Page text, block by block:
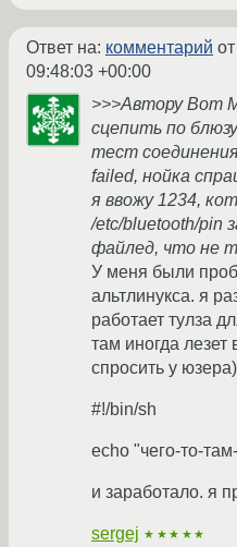
Ответ на: комментарий
09:48:03 +00:00
>>>Автору Вот
сцепить по
тест
failed, нойка
я ввожу 1234,
/etc/bluetooth/pin
файлед, что не
У меня были
альтлинукса. я
работает тулза
там иногда лезет
спросить у
#!/bin/sh
echo "чего-то-
и заработало. я
sergej ★★★★★